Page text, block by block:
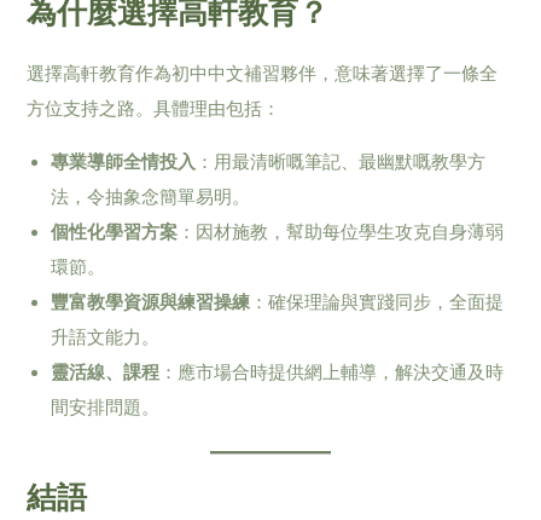
為什麼選擇高軒教育？
選擇高軒教育作為初中中文補習夥伴，意味著選擇了一條全
方位支持之路。具體理由包括：
專業導師全情投入 ：用最清晰嘅筆記、最幽默嘅教學方
法，令抽象念簡單易明。
個性化學習方案 ：因材施教，幫助每位學生攻克自身薄弱
環節。
豐富教學資源與練習操練 ：確保理論與實踐同步，全面提
升語文能力。
靈活線、課程 ：應市場合時提供網上輔導，解決交通及時
間安排問題。
結語